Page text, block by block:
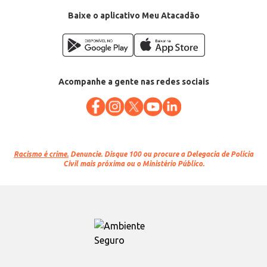
Baixe o aplicativo Meu Atacadão
Acompanhe a gente nas redes sociais
Racismo é crime. Denuncie. Disque 100 ou procure a Delegacia de Polícia
Civil mais próxima ou o Ministério Público.